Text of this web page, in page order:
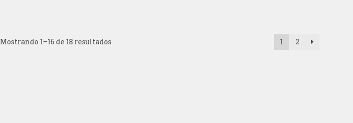
Mostrando 1–16 de 18 resultados 1 2